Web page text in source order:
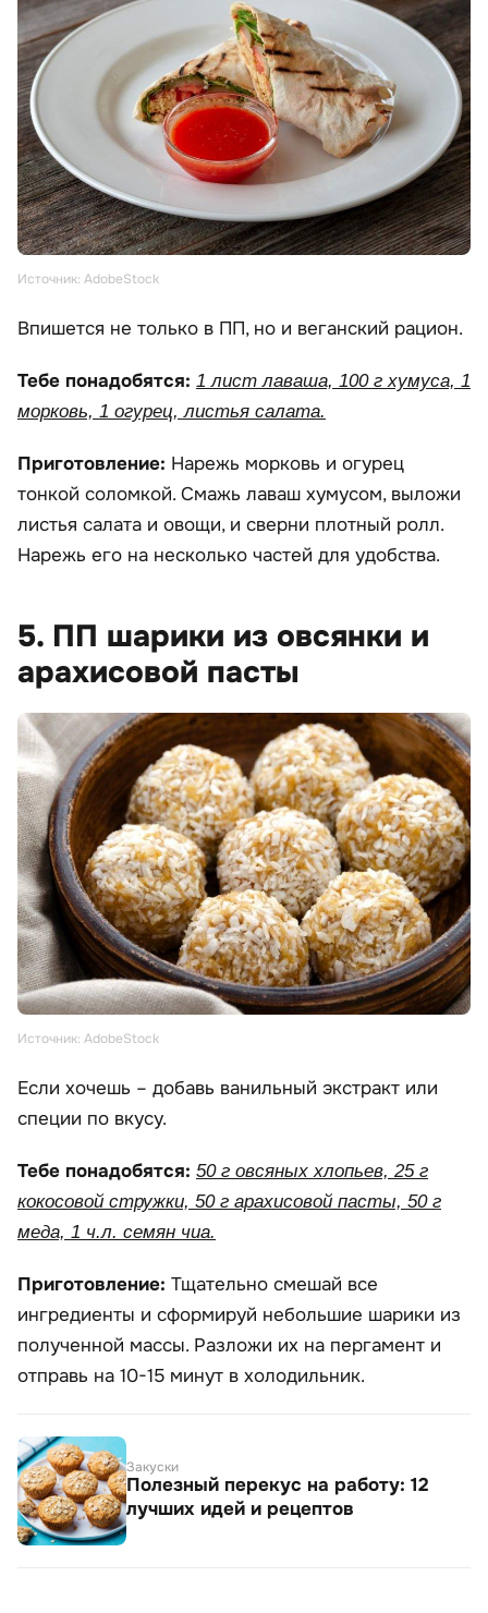
Источник: AdobeStock
Впишется не только в ПП, но и веганский рацион.
Тебе понадобятся: 1 лист лаваша, 100 г хумуса, 1
морковь, 1 огурец, листья салата.
Приготовление: Нарежь морковь и огурец
тонкой соломкой. Смажь лаваш хумусом, выложи
листья салата и овощи, и сверни плотный ролл.
Нарежь его на несколько частей для удобства.
5. ПП шарики из овсянки и
арахисовой пасты
Источник: AdobeStock
Если хочешь – добавь ванильный экстракт или
специи по вкусу.
Тебе понадобятся: 50 г овсяных хлопьев, 25 г
кокосовой стружки, 50 г арахисовой пасты, 50 г
меда, 1 ч.л. семян чиа.
Приготовление: Тщательно смешай все
ингредиенты и сформируй небольшие шарики из
полученной массы. Разложи их на пергамент и
отправь на 10-15 минут в холодильник.
Закуски
Полезный перекус на работу: 12
лучших идей и рецептов